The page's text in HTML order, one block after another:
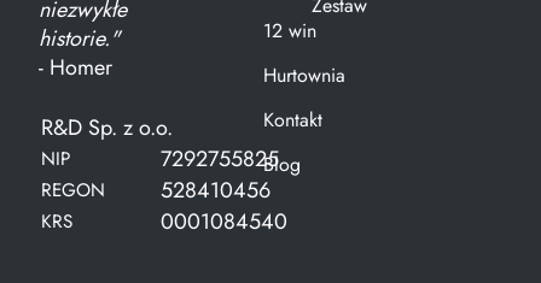
niezwykłe
historie."
- Homer
R&D Sp. z o.o.
NIP 7292755825
REGON 528410456
KRS 0001084540
Zestaw
12 win
Hurtownia
Kontakt
Blog